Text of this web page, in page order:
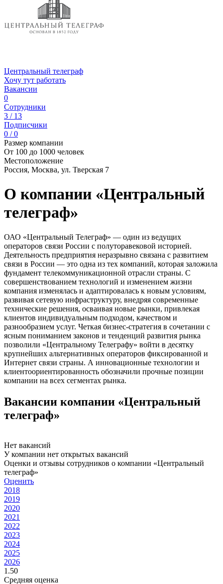
Центральный телеграф
Хочу тут работать
Вакансии
0
Сотрудники
3 / 13
Подписчики
0 / 0
Размер компании
От 100 до 1000 человек
Местоположение
Россия, Москва, ул. Тверская 7
О компании «Центральный
телеграф»
ОАО «Центральный Телеграф» — один из ведущих
операторов связи России с полуторавековой историей.
Деятельность предприятия неразрывно связана с развитием
связи в России — это одна из тех компаний, которая заложила
фундамент телекоммуникационной отрасли страны. С
совершенствованием технологий и изменением жизни
компания изменялась и адаптировалась к новым условиям,
развивая сетевую инфраструктуру, внедряя современные
технические решения, осваивая новые рынки, привлекая
клиентов индивидуальным подходом, качеством и
разнообразием услуг. Четкая бизнес-стратегия в сочетании с
ясным пониманием законов и тенденций развития рынка
позволили «Центральному Телеграфу» войти в десятку
крупнейших альтернативных операторов фиксированной и
Интернет связи страны. А инновационные технологии и
клиентоориентированность обозначили прочные позиции
компании на всех сегментах рынка.
Вакансии компании «Центральный
телеграф»
Нет вакансий
У компании нет открытых вакансий
Оценки и отзывы сотрудников о компании «Центральный
телеграф»
Оценить
2018
2019
2020
2021
2022
2023
2024
2025
2026
1.50
Средняя оценка